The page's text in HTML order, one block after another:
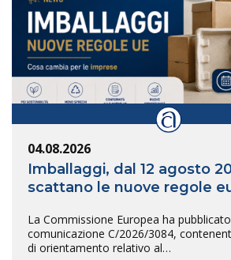
04.08.2026
Imballaggi, dal 12 agosto
scattano le nuove regole
La Commissione Europea ha
comunicazione C/2026/3084,
di orientamento relativo al…